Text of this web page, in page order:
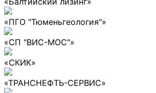
«ПГО "Тюменьгеология"»
«СП "ВИС-МОС"»
«СКИК»
«ТРАНСНЕФТЬ-СЕРВИС»